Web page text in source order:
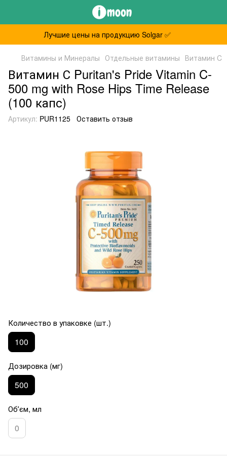
Лучшие цены на продукцию Solgar ✅
Витамины и Минералы Отдельные витамины Витамин C
Витамин С Puritan's Pride Vitamin C-
500 mg with Rose Hips Time Release
(100 капс)
Артикул: PUR1125 Оставить отзыв
Количество в упаковке (шт.)
100
Дозировка (мг)
500
Обʼєм, мл
0